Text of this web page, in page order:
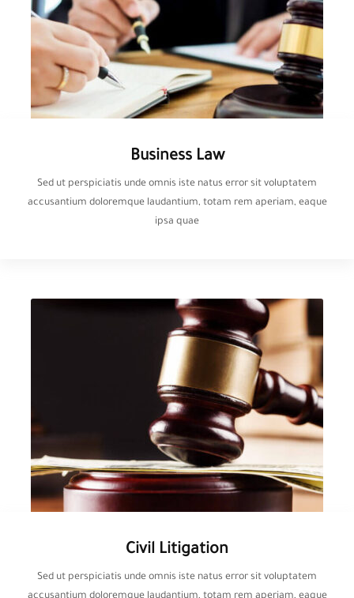
Business Law
Sed ut perspiciatis unde omnis iste natus error sit voluptatem
accusantium doloremque laudantium, totam rem aperiam, eaque
ipsa quae
Civil Litigation
Sed ut perspiciatis unde omnis iste natus error sit voluptatem